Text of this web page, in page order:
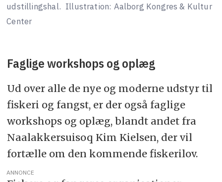
udstillingshal. Illustration: Aalborg Kongres & Kultur
Center
Faglige workshops og oplæg
Ud over alle de nye og moderne udstyr til
fiskeri og fangst, er der også faglige
workshops og oplæg, blandt andet fra
Naalakkersuisoq Kim Kielsen, der vil
fortælle om den kommende fiskerilov.
ANNONCE